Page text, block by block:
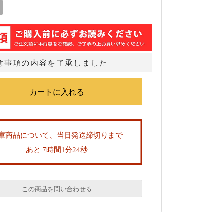
事項の内容を了承しました
商品について、当日発送締切りまで
あと 7時間1分24秒
この商品を問い合わせる